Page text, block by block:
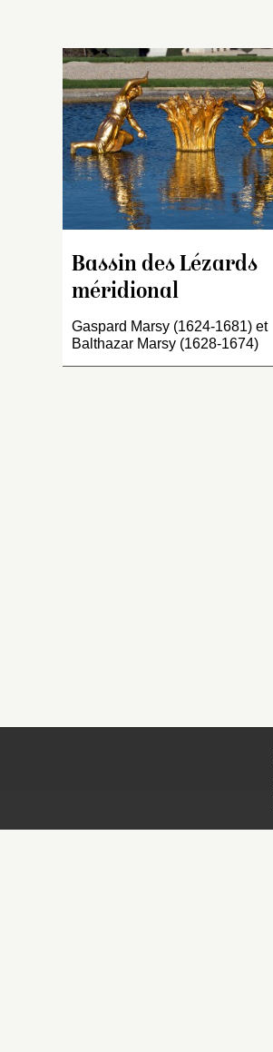
Bassin des Lézards
méridional
Gaspard Marsy (1624-1681) et
Balthazar Marsy (1628-1674)